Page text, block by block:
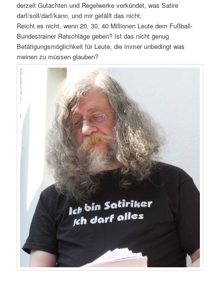
derzeit Gutachten und Regelwerke verkündet, was Satire
darf/soll/darf/kann, und mir gefällt das nicht.
Reicht es nicht, wenn 20, 30, 40 Millionen Leute dem Fußball-
Bundestrainer Ratschläge geben? Ist das nicht genug
Betätigungsmöglichkeit für Leute, die immer unbedingt was
meinen zu müssen glauben?